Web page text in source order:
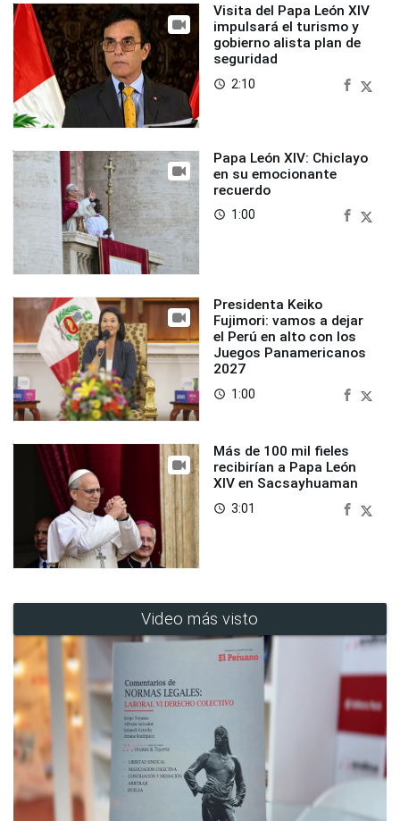
Visita del Papa León XIV
impulsará el turismo y
gobierno alista plan de
seguridad
access_time 2:10
Papa León XIV: Chiclayo
en su emocionante
recuerdo
access_time 1:00
Presidenta Keiko
Fujimori: vamos a dejar
el Perú en alto con los
Juegos Panamericanos
2027
access_time 1:00
Más de 100 mil fieles
recibirían a Papa León
XIV en Sacsayhuaman
access_time 3:01
Video más visto